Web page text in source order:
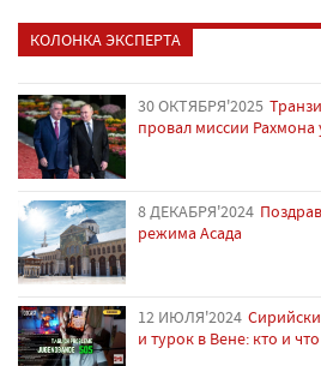
КОЛОНКА ЭКСПЕРТА
30 ОКТЯБРЯ'2025
провал миссии Рахмона
8 ДЕКАБРЯ'2024
режима Асада
12 ИЮЛЯ'2024
и турок в Вене: кто и